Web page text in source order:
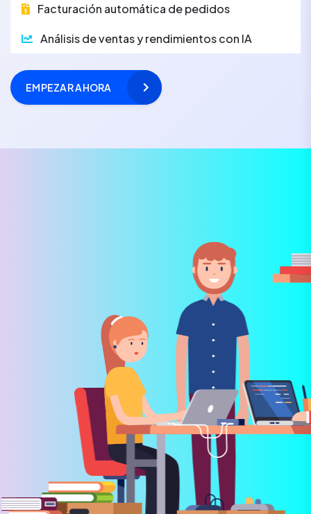
Facturación automática de pedidos
Análisis de ventas y rendimientos con IA
EMPEZAR AHORA